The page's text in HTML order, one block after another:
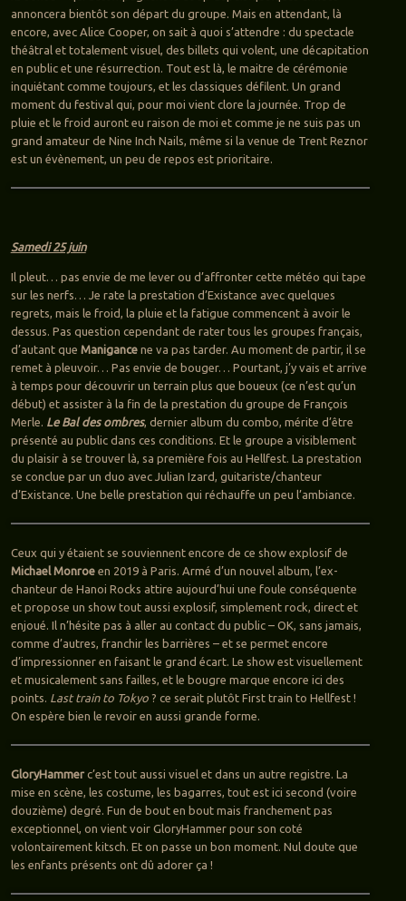
annoncera bientôt son départ du groupe. Mais en attendant, là
encore, avec Alice Cooper, on sait à quoi s’attendre : du spectacle
théâtral et totalement visuel, des billets qui volent, une décapitation
en public et une résurrection. Tout est là, le maitre de cérémonie
inquiétant comme toujours, et les classiques défilent. Un grand
moment du festival qui, pour moi vient clore la journée. Trop de
pluie et le froid auront eu raison de moi et comme je ne suis pas un
grand amateur de Nine Inch Nails, même si la venue de Trent Reznor
est un évènement, un peu de repos est prioritaire.
Samedi 25 juin
Il pleut… pas envie de me lever ou d’affronter cette météo qui tape
sur les nerfs… Je rate la prestation d’Existance avec quelques
regrets, mais le froid, la pluie et la fatigue commencent à avoir le
dessus. Pas question cependant de rater tous les groupes français,
d’autant que Manigancene va pas tarder. Au moment de partir, il se
remet à pleuvoir… Pas envie de bouger… Pourtant, j’y vais et arrive
à temps pour découvrir un terrain plus que boueux (ce n’est qu’un
début) et assister à la fin de la prestation du groupe de François
Merle. Le Bal des ombres, dernier album du combo, mérite d’être
présenté au public dans ces conditions. Et le groupe a visiblement
du plaisir à se trouver là, sa première fois au Hellfest. La prestation
se conclue par un duo avec Julian Izard, guitariste/chanteur
d’Existance. Une belle prestation qui réchauffe un peu l’ambiance.
Ceux qui y étaient se souviennent encore de ce show explosif de
Michael Monroeen 2019 à Paris. Armé d’un nouvel album, l’ex-
chanteur de Hanoi Rocks attire aujourd’hui une foule conséquente
et propose un show tout aussi explosif, simplement rock, direct et
enjoué. Il n’hésite pas à aller au contact du public – OK, sans jamais,
comme d’autres, franchir les barrières – et se permet encore
d’impressionner en faisant le grand écart. Le show est visuellement
et musicalement sans failles, et le bougre marque encore ici des
points. Last train to Tokyo? ce serait plutôt First train to Hellfest !
On espère bien le revoir en aussi grande forme.
GloryHammerc’est tout aussi visuel et dans un autre registre. La
mise en scène, les costume, les bagarres, tout est ici second (voire
douzième) degré. Fun de bout en bout mais franchement pas
exceptionnel, on vient voir GloryHammer pour son coté
volontairement kitsch. Et on passe un bon moment. Nul doute que
les enfants présents ont dû adorer ça !